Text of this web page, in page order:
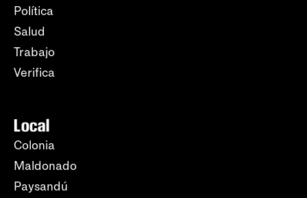
Política
Salud
Trabajo
Verifica
Local
Colonia
Maldonado
Paysandú